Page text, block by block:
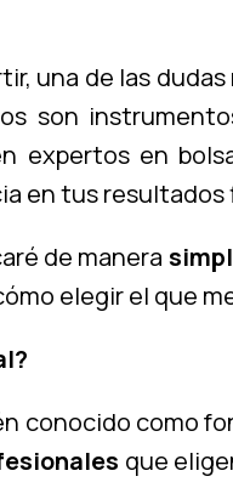
una de las dudas
son
expertos en
en tus
de manera
elegir el que
conocido como
que